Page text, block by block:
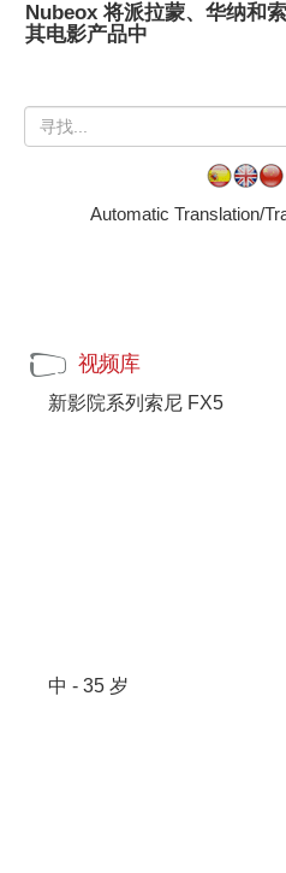
Nubeox 将派拉蒙、华纳和
其电影产品​​中
Automatic Translation/
视频库
新影院系列索尼 FX5
中 - 35 岁